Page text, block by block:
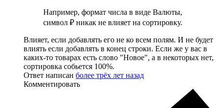
Например, формат числа в виде Валюты,
символ ₽ никак не влияет на сортировку.
Влияет, если добавлять его не ко всем полям. И не будет
влиять если добавлять в конец строки. Если же у вас в
каких-то товарах есть слово "Новое", а в некоторых нет,
сортировка собьется 100%.
Ответ написан более трёх лет назад
Комментировать